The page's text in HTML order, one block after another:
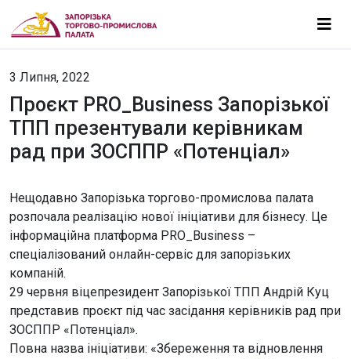
3 Липня, 2022
Проєкт PRO_Business Запорізької
ТПП презентували керівникам
рад при ЗОСППР «Потенціал»
Нещодавно Запорізька торгово-промислова палата
розпочала реалізацію нової ініціативи для бізнесу. Це
інформаційна платформа PRO_Business –
спеціалізований онлайн-сервіс для запорізьких
компаній.
29 червня віцепрезидент Запорізької ТПП Андрій Куц
представив проєкт під час засідання керівників рад при
ЗОСППР «Потенціал».
Повна назва ініціативи: «Збереження та відновлення